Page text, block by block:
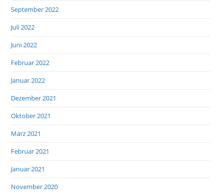
September 2022
Juli 2022
Juni 2022
Februar 2022
Januar 2022
Dezember 2021
Oktober 2021
März 2021
Februar 2021
Januar 2021
November 2020